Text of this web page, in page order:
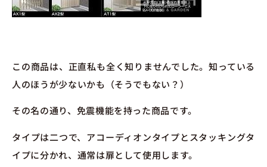
この商品は、正直私も全く知りませんでした。知っている
人のほうが少ないかも（そうでもない？）
その名の通り、免震機能を持った商品です。
タイプは二つで、アコーディオンタイプとスタッキングタ
イプに分かれ、通常は扉として使用します。